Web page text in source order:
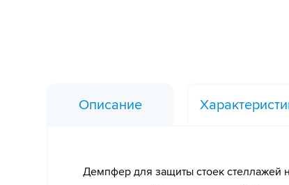
Описание
Демпфер для защиты стоек стеллажей